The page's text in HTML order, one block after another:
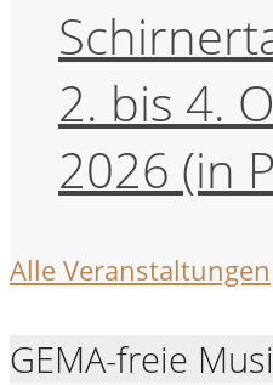
2. bis 4.
2026 (in
Alle Veranstaltungen
GEMA-freie